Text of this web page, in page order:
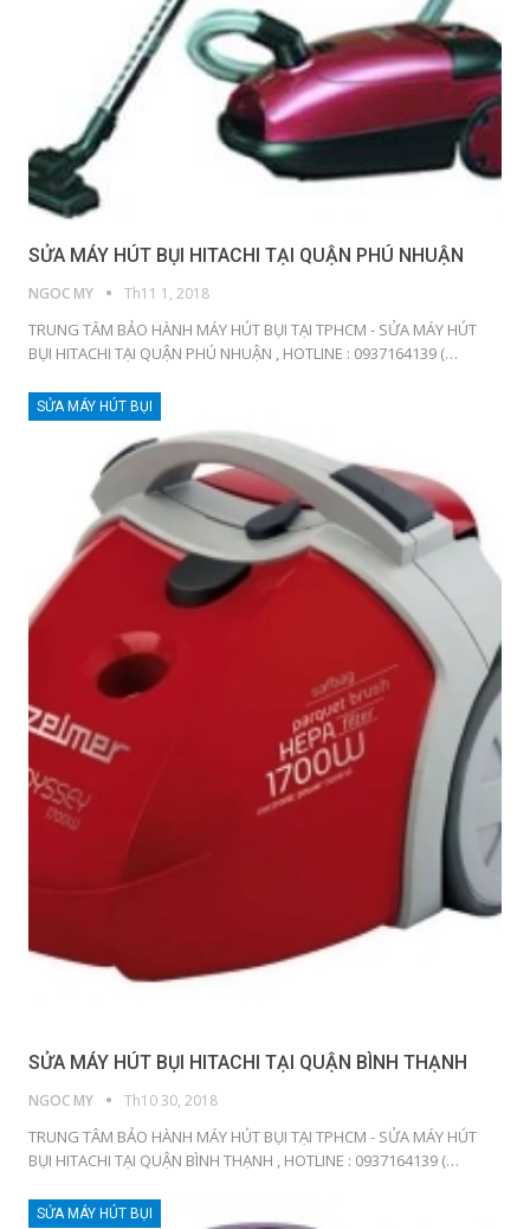
SỬA MÁY HÚT BỤI HITACHI TẠI QUẬN PHÚ NHUẬN
NGOC MY Th11 1, 2018
TRUNG TÂM BẢO HÀNH MÁY HÚT BỤI TẠI TPHCM - SỬA MÁY HÚT
BỤI HITACHI TẠI QUẬN PHÚ NHUẬN , HOTLINE : 0937164139 (…
SỬA MÁY HÚT BỤI
SỬA MÁY HÚT BỤI HITACHI TẠI QUẬN BÌNH THẠNH
NGOC MY Th10 30, 2018
TRUNG TÂM BẢO HÀNH MÁY HÚT BỤI TẠI TPHCM - SỬA MÁY HÚT
BỤI HITACHI TẠI QUẬN BÌNH THẠNH , HOTLINE : 0937164139 (…
SỬA MÁY HÚT BỤI